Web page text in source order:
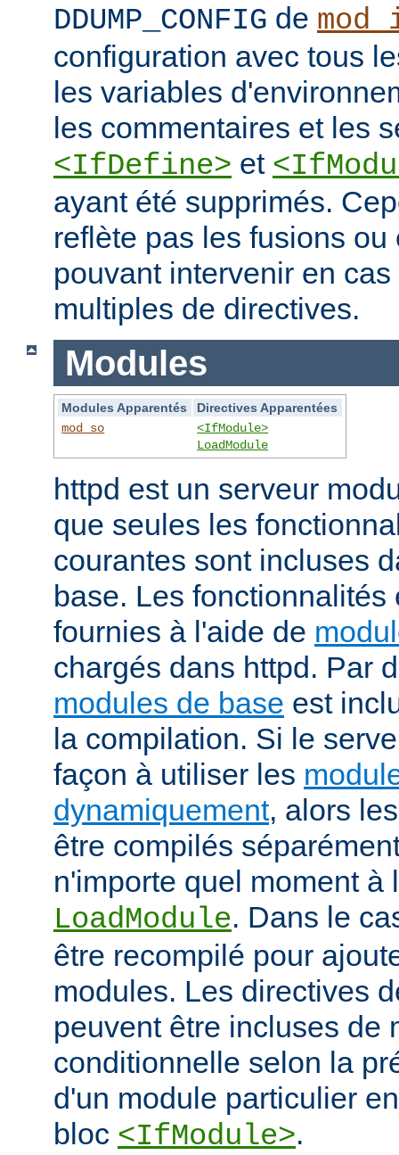
DDUMP_CONFIG de
configuration avec tous
les variables
les commentaires et les
<IfDefine> et
ayant été supprimés.
reflète pas les fusions ou
pouvant intervenir en
multiples de directives.
Modules
Modules Apparentés
Directives Apparentées
mod_so
<IfModule>
LoadModule
httpd est un serveur
que seules les
courantes sont incluses
base. Les fonctionnalités
fournies à l'aide de
chargés dans httpd. Par
modules de base est
la compilation. Si le
façon à utiliser les
dynamiquement, alors
être compilés
n'importe quel moment à
LoadModule. Dans le
être recompilé pour
modules. Les directives
peuvent être incluses de
conditionnelle selon la
d'un module particulier
bloc <IfModule>.